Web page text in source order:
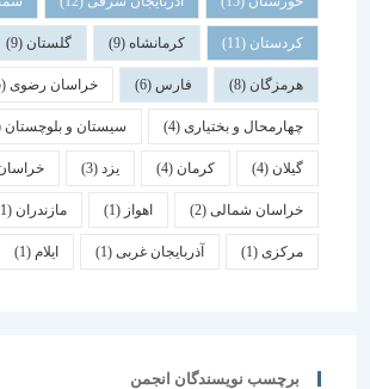
کردستان(11) کرمانشاه(9) گلستان (9)
هرمزگان(8) فارس خراسان رضوی(5)
چهارمحال و بختیاری (4) سیستان و بلوچستان(4)
کرمان یزد خراسان جنوبی
خراسان شمالی(2) اهواز مازندران(1)
(1) آذربایجان غربی(1) ایلام
برچسب نویسندگان انجمن